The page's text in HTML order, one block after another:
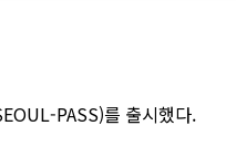
PASS)를 출시했다.